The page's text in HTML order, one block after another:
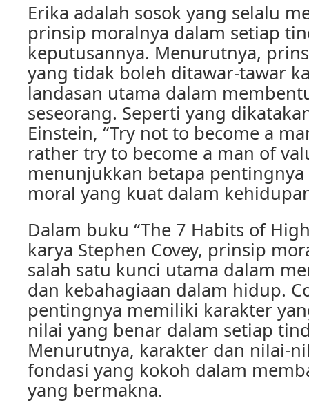
Erika adalah sosok yang selalu
prinsip moralnya dalam setiap
keputusannya. Menurutnya,
yang tidak boleh ditawar-tawar
landasan utama dalam
seseorang. Seperti yang
Einstein, “Try not to become a
rather try to become a man of
menunjukkan betapa
moral yang kuat dalam
Dalam buku “The 7 Habits of
karya Stephen Covey, prinsip
salah satu kunci utama dalam
dan kebahagiaan dalam hidup.
pentingnya memiliki karakter
nilai yang benar dalam setiap
Menurutnya, karakter dan nilai-
fondasi yang kokoh dalam
yang bermakna.